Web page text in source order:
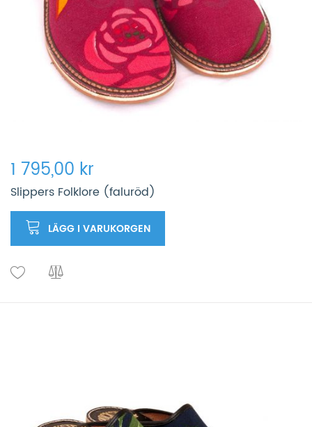
1 795,00 kr
Slippers Folklore (faluröd)
LÄGG I VARUKORGEN